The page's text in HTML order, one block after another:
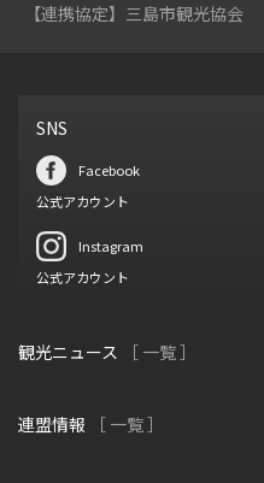
【連携協定】三島市観光協会
SNS
Facebook
公式アカウント
Instagram
公式アカウント
観光ニュース ［ 一覧 ］
連盟情報 ［ 一覧 ］